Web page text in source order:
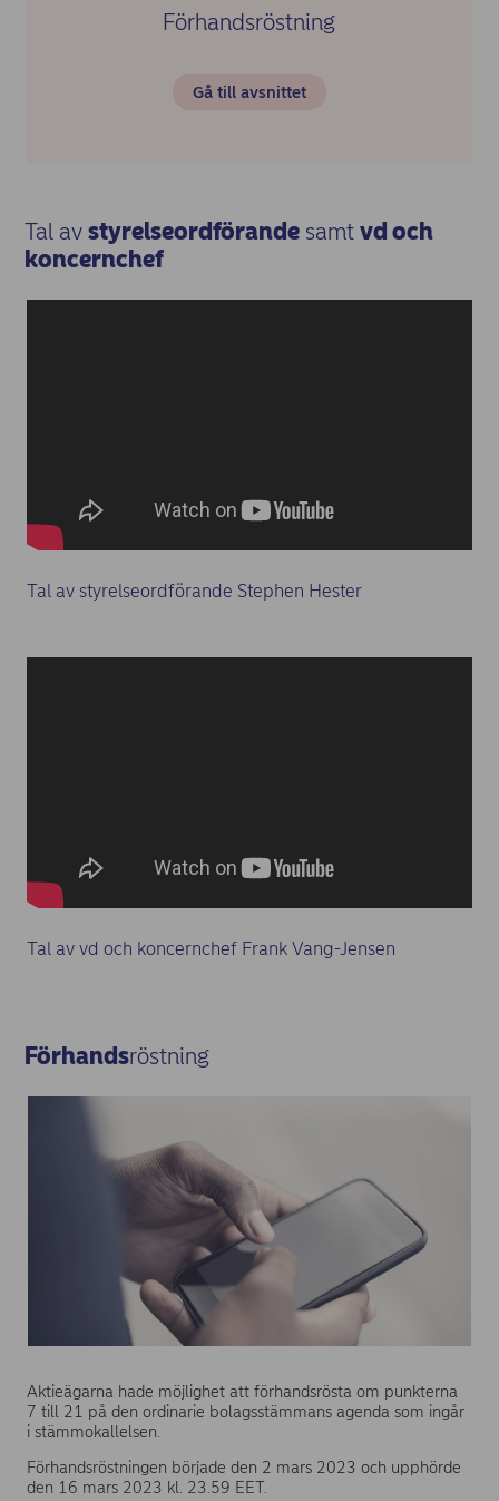
Förhandsröstning
Gå till avsnittet
Tal av styrelseordförandesamt vd och
koncernchef
Tal av styrelseordförande Stephen Hester
Tal av vd och koncernchef Frank Vang-Jensen
Förhandsröstning
Aktieägarna hade möjlighet att förhandsrösta om punkterna
7 till 21 på den ordinarie bolagsstämmans agenda som ingår
i stämmokallelsen.
Förhandsröstningen började den 2 mars 2023 och upphörde
den 16 mars 2023 kl. 23.59 EET.